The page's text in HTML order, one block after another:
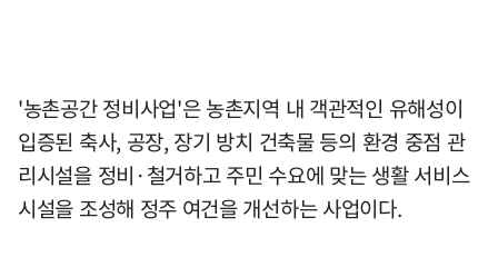
'농촌공간 정비사업'은 농촌지역 내 객관적인 유해성이
입증된 축사, 공장, 장기 방치 건축물 등의 환경 중점 관
리시설을 정비·철거하고 주민 수요에 맞는 생활 서비스
시설을 조성해 정주 여건을 개선하는 사업이다.